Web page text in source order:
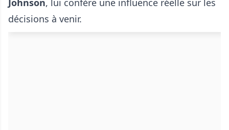
Johnson, lui confère une influence réelle sur les
décisions à venir.